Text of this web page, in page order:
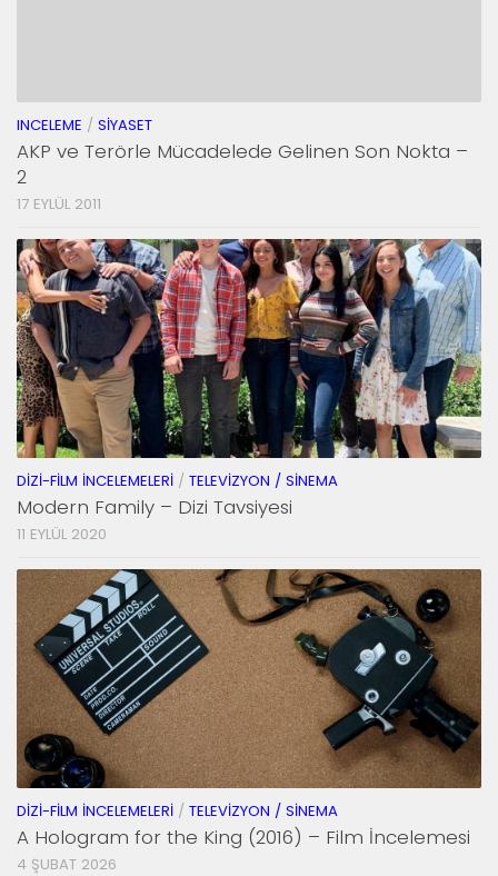
INCELEME / SIYASET
AKP ve Terörle Mücadelede Gelinen Son Nokta –
2
17 EYLÜL 2011
DIZI-FILM İNCELEMELERI / TELEVIZYON / SINEMA
Modern Family – Dizi Tavsiyesi
11 EYLÜL 2020
DIZI-FILM İNCELEMELERI / TELEVIZYON / SINEMA
A Hologram for the King (2016) – Film İncelemesi
4 ŞUBAT 2026